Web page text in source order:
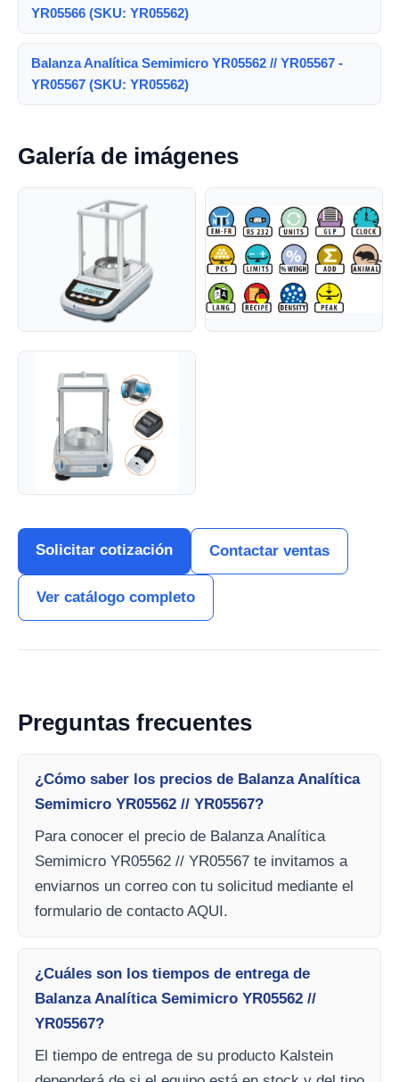
YR05566 (SKU: YR05562)
Balanza Analítica Semimicro YR05562 // YR05567 -
YR05567 (SKU: YR05562)
Galería de imágenes
Solicitar cotización Contactar ventas
Ver catálogo completo
Preguntas frecuentes
¿Cómo saber los precios de Balanza Analítica
Semimicro YR05562 // YR05567?
Para conocer el precio de Balanza Analítica
Semimicro YR05562 // YR05567 te invitamos a
enviarnos un correo con tu solicitud mediante el
formulario de contacto AQUI.
¿Cuáles son los tiempos de entrega de
Balanza Analítica Semimicro YR05562 //
YR05567?
El tiempo de entrega de su producto Kalstein